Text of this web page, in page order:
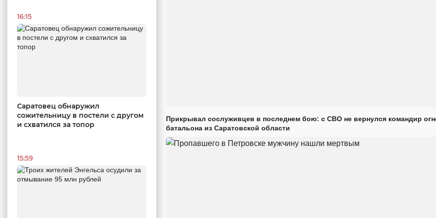
16:15
Саратовец обнаружил
сожительницу в постели с другом
и схватился за топор
15:59
Прикрывал сослуживцев в последнем бою: с СВО не вернулся командир
батальона из Саратовской области